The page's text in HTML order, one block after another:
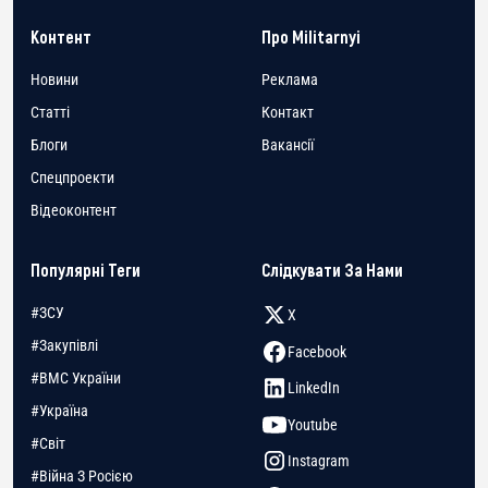
Контент
Новини
Статті
Блоги
Спецпроекти
Відеоконтент
Про Militarnyi
Реклама
Контакт
Вакансії
Популярні Теги
#ЗСУ
#Закупівлі
#ВМС України
#Україна
#Світ
#Війна З Росією
Слідкувати За Нами
X
Facebook
LinkedIn
Youtube
Instagram